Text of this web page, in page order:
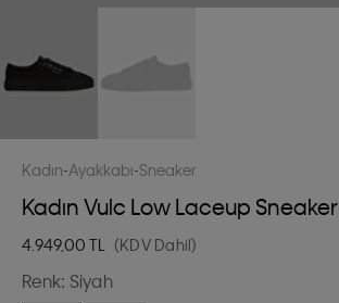
Kadın Ayakkabı Sneaker
Kadın Vulc Low Laceup Sneaker
4.949,00 TL (KDV Dahil)
Renk: Siyah